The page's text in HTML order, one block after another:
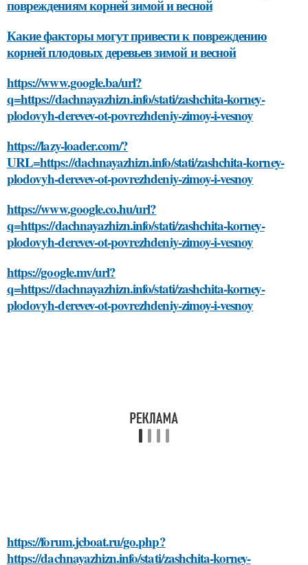
повреждениям корней зимой и весной
Какие факторы могут привести к повреждению
корней плодовых деревьев зимой и весной
https://www.google.ba/url?
q=https://dachnayazhizn.info/stati/zashchita-korney-
plodovyh-derevev-ot-povrezhdeniy-zimoy-i-vesnoy
https://lazy-loader.com/?
URL=https://dachnayazhizn.info/stati/zashchita-korney-
plodovyh-derevev-ot-povrezhdeniy-zimoy-i-vesnoy
https://www.google.co.hu/url?
q=https://dachnayazhizn.info/stati/zashchita-korney-
plodovyh-derevev-ot-povrezhdeniy-zimoy-i-vesnoy
https://google.mv/url?
q=https://dachnayazhizn.info/stati/zashchita-korney-
plodovyh-derevev-ot-povrezhdeniy-zimoy-i-vesnoy
https://forum.jcboat.ru/go.php?
https://dachnayazhizn.info/stati/zashchita-korney-